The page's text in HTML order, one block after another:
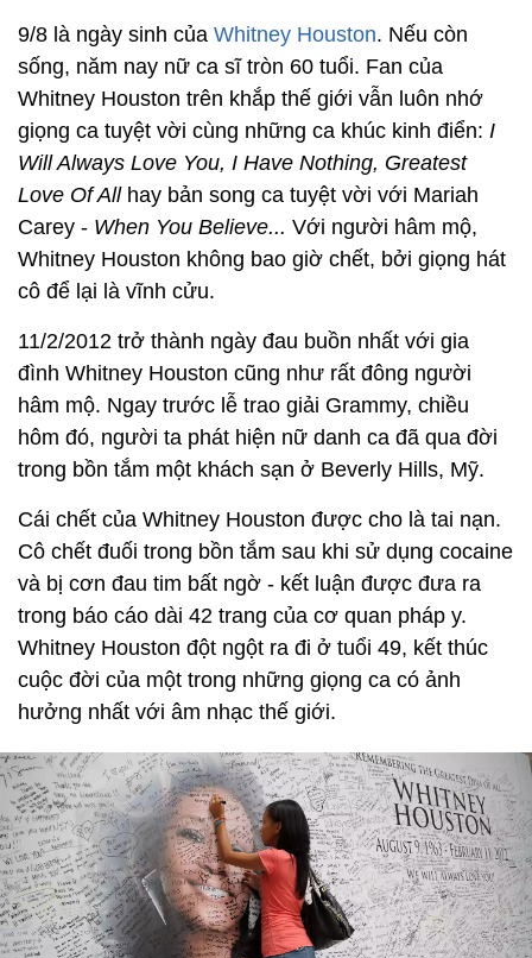
9/8 là ngày sinh của Whitney Houston. Nếu còn
sống, năm nay nữ ca sĩ tròn 60 tuổi. Fan của
Whitney Houston trên khắp thế giới vẫn luôn nhớ
giọng ca tuyệt vời cùng những ca khúc kinh điển: I
Will Always Love You, I Have Nothing, Greatest
Love Of Allhay bản song ca tuyệt vời với Mariah
Carey - When You Believe... Với người hâm mộ,
Whitney Houston không bao giờ chết, bởi giọng hát
cô để lại là vĩnh cửu.
11/2/2012 trở thành ngày đau buồn nhất với gia
đình Whitney Houston cũng như rất đông người
hâm mộ. Ngay trước lễ trao giải Grammy, chiều
hôm đó, người ta phát hiện nữ danh ca đã qua đời
trong bồn tắm một khách sạn ở Beverly Hills, Mỹ.
Cái chết của Whitney Houston được cho là tai nạn.
Cô chết đuối trong bồn tắm sau khi sử dụng cocaine
và bị cơn đau tim bất ngờ - kết luận được đưa ra
trong báo cáo dài 42 trang của cơ quan pháp y.
Whitney Houston đột ngột ra đi ở tuổi 49, kết thúc
cuộc đời của một trong những giọng ca có ảnh
hưởng nhất với âm nhạc thế giới.